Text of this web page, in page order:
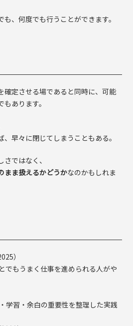
、何度でも行うことができます。
確定させる場であると同時に、可能
あります。
早々に閉じてしまうこともある。
ではなく、
まま扱えるかどうかなのかもしれま
）
でもうまく仕事を進められる人がや
習・余白の重要性を整理した実践